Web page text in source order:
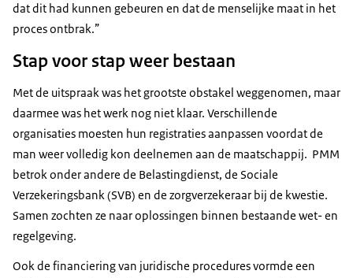
dat dit had kunnen gebeuren en dat de menselijke maat in het
proces ontbrak.”
Stap voor stap weer bestaan
Met de uitspraak was het grootste obstakel weggenomen, maar
daarmee was het werk nog niet klaar. Verschillende
organisaties moesten hun registraties aanpassen voordat de
man weer volledig kon deelnemen aan de maatschappij. PMM
betrok onder andere de Belastingdienst, de Sociale
Verzekeringsbank (SVB) en de zorgverzekeraar bij de kwestie.
Samen zochten ze naar oplossingen binnen bestaande wet- en
regelgeving.
Ook de financiering van juridische procedures vormde een